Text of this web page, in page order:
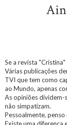
Se a revista
Várias publicações
TVI que tem como
ao Mundo, apenas
As opiniões dividem-
não simpatizam.
Pessoalmente,